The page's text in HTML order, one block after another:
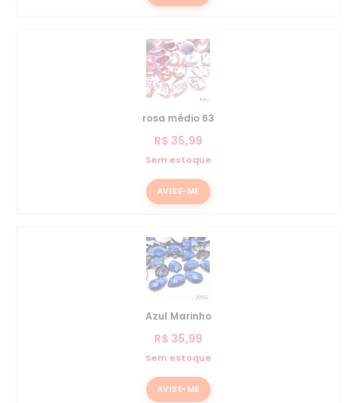
rosa médio 63
R$ 35,99
Sem estoque
AVISE-ME
Azul Marinho
R$ 35,99
Sem estoque
AVISE-ME